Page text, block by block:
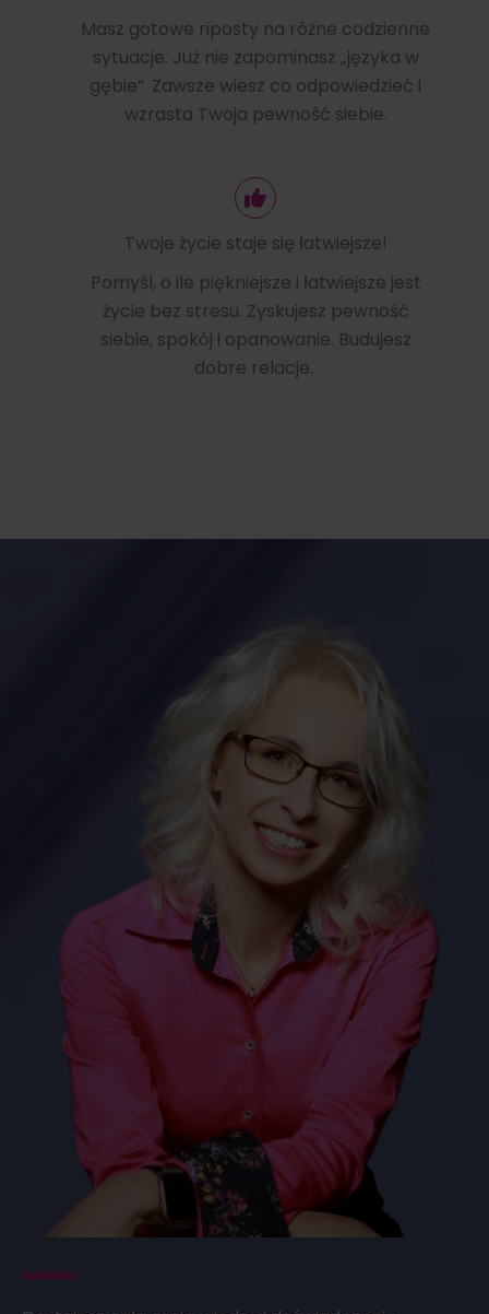
Masz gotowe riposty na różne codzienne
sytuacje. Już nie zapominasz „języka w
gębie”. Zawsze wiesz co odpowiedzieć i
wzrasta Twoja pewność siebie.
Twoje życie staje się łatwiejsze!
Pomyśl, o ile piękniejsze i łatwiejsze jest
życie bez stresu. Zyskujesz pewność
siebie, spokój i opanowanie. Budujesz
dobre relacje.